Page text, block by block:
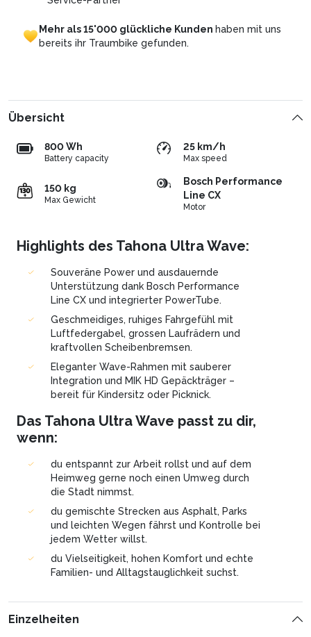
Mehr als15'000 glückliche Kunden haben mit uns
bereits ihr Traumbike gefunden.
Übersicht
800 Wh
Battery capacity
25 km/h
Max speed
150 kg
Max Gewicht
Bosch Performance
Line CX
Motor
Highlights des Tahona Ultra Wave:
Souveräne Power und ausdauernde
Unterstützung dank Bosch Performance
Line CX und integrierter PowerTube.
Geschmeidiges, ruhiges Fahrgefühl mit
Luftfedergabel, grossen Laufrädern und
kraftvollen Scheibenbremsen.
Eleganter Wave-Rahmen mit sauberer
Integration und MIK HD Gepäckträger –
bereit für Kindersitz oder Picknick.
Das Tahona Ultra Wave passt zu dir,
wenn:
du entspannt zur Arbeit rollst und auf dem
Heimweg gerne noch einen Umweg durch
die Stadt nimmst.
du gemischte Strecken aus Asphalt, Parks
und leichten Wegen fährst und Kontrolle bei
jedem Wetter willst.
du Vielseitigkeit, hohen Komfort und echte
Familien- und Alltagstauglichkeit suchst.
Einzelheiten